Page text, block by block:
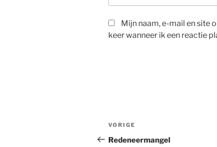
Mijn naam, e-mail en site
keer wanneer ik een reactie
Bericht
navigatie
Vorig
bericht
VORIGE
Redeneermangel